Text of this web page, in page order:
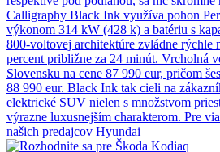
Calligraphy Black Ink využíva pohon
výkonom 314 kW (428 k) a batériu s
800-voltovej architektúre zvládne rýchle
percent približne za 24 minút. Vrcholná
Slovensku na cene 87 990 eur, pričom
88 990 eur. Black Ink tak cieli na
elektrické SUV nielen s množstvom
výrazne luxusnejším charakterom. Pre
našich predajcov Hyundai